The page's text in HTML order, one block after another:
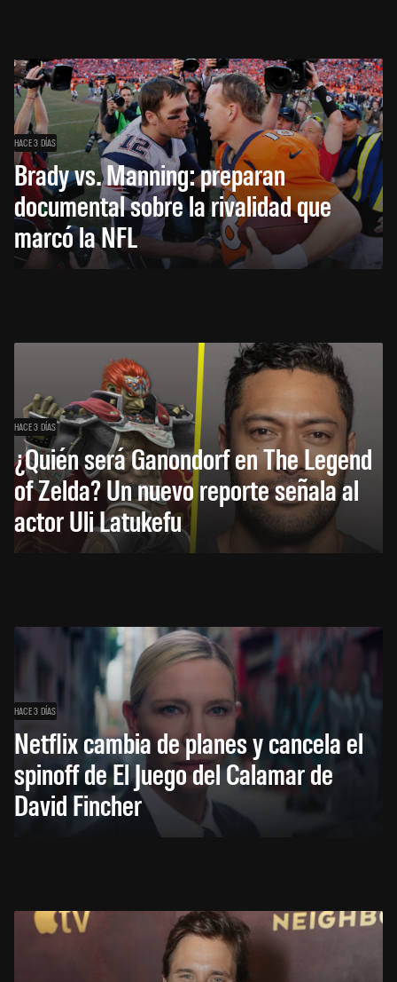
HACE 3 DÍAS
Brady vs. Manning: preparan
documental sobre la rivalidad que
marcó la NFL
HACE 3 DÍAS
¿Quién será Ganondorf en The Legend
of Zelda? Un nuevo reporte señala al
actor Uli Latukefu
HACE 3 DÍAS
Netflix cambia de planes y cancela el
spinoff de El Juego del Calamar de
David Fincher